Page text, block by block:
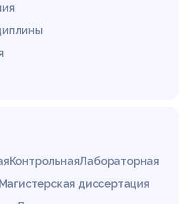
КонтрольнаяЛабораторная
диссертация